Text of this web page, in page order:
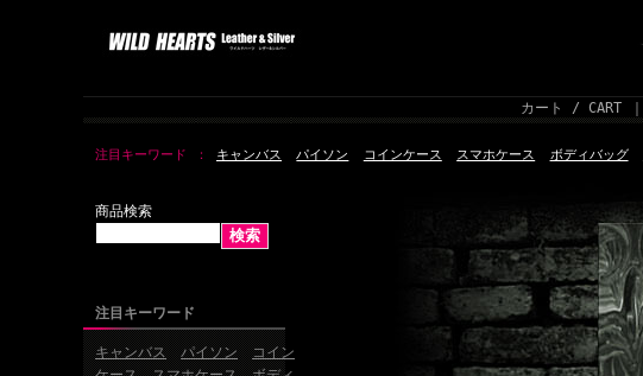
カート / CART
注目キーワード キャンバス パイソン コインケース スマホケース ボディバッグ
商品検索
注目キーワード
キャンバス パイソン
コイン